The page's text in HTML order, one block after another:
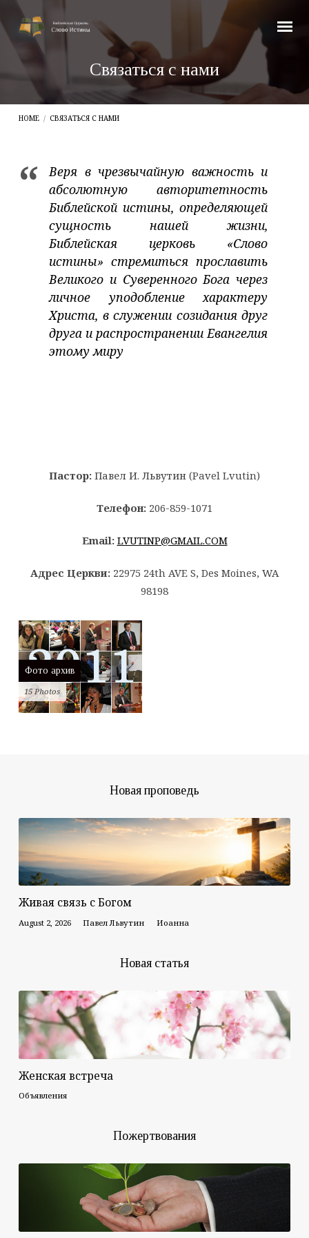
Связаться с нами
HOME / СВЯЗАТЬСЯ С НАМИ
Связаться
нами
Веря в чрезвычайную важность и
абсолютную авторитетность
Библейской истины, определяющей
сущность нашей жизни,
Библейская церковь «Слово
истины» стремиться прославить
Великого и Суверенного Бога через
личное уподобление характеру
Христа, в служении созидания друг
друга и распространении Евангелия
этому миру
Пастор: Павел И. Львутин (Pavel Lvutin)
Телефон: 206-859-1071
Email: LVUTINP@GMAIL.COM
Адрес Церкви: 22975 24th AVE S, Des Moines, WA
98198
Фото архив
15 Photos
Новая проповедь
Живая связь с Богом
August 2, 2026 Павел Львутин Иоанна
Новая статья
Женская встреча
Объявления
Пожертвования